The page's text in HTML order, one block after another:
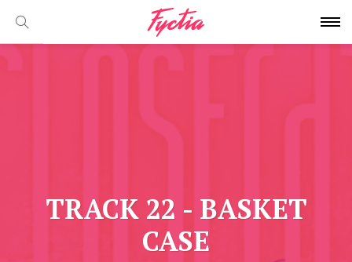
TRACK 22 - BASKET
CASE